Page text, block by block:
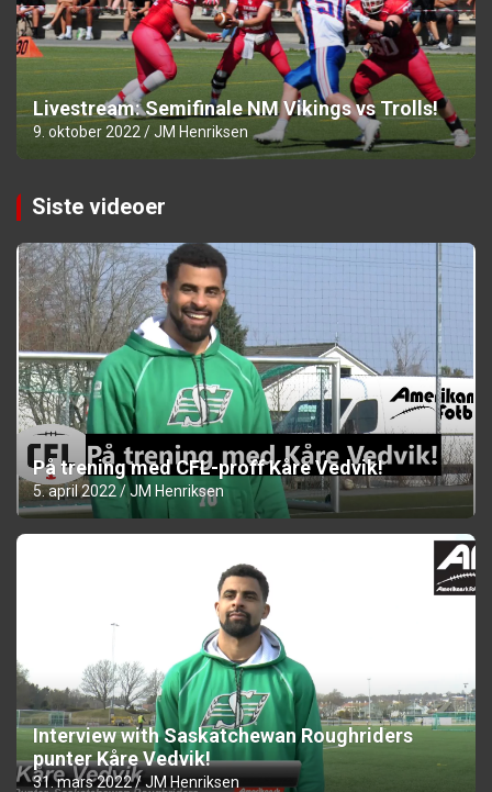
Livestream: Semifinale NM Vikings vs Trolls!
9. oktober 2022 JM Henriksen
Siste videoer
På trening med CFL-proff Kåre Vedvik!
5. april 2022 JM Henriksen
Interview with Saskatchewan Roughriders
punter Kåre Vedvik!
31. mars 2022 JM Henriksen